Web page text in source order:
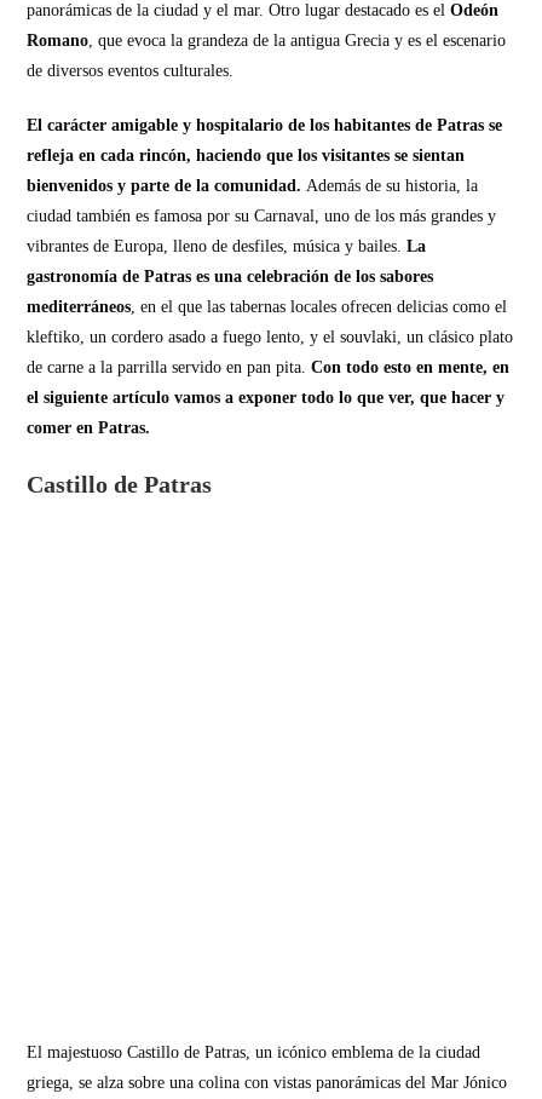
panorámicas de la ciudad y el mar. Otro lugar destacado es elOdeón
Romano, que evoca la grandeza de la antigua Grecia y es el escenario
de diversos eventos culturales.
El carácter amigable y hospitalario de los habitantes de Patras se
refleja en cada rincón, haciendo que los visitantes se sientan
bienvenidos y parte de la comunidad.Además de su historia, la
ciudad también es famosa por su Carnaval, uno de los más grandes y
vibrantes de Europa, lleno de desfiles, música y bailes.La
gastronomía de Patras es una celebración de los sabores
mediterráneos, en el que las tabernas locales ofrecen delicias como el
kleftiko, un cordero asado a fuego lento, y el souvlaki, un clásico plato
de carne a la parrilla servido en pan pita.Con todo esto en mente, en
el siguiente artículo vamos a exponer todo lo que ver, que hacer y
comer en Patras.
Castillo de Patras
El majestuoso Castillo de Patras, un icónico emblema de la ciudad
griega, se alza sobre una colina con vistas panorámicas del Mar Jónico